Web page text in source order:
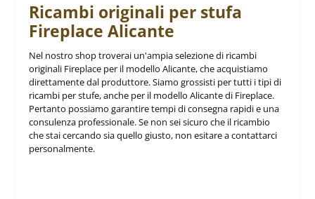
Ricambi originali per stufa
Fireplace Alicante
Nel nostro shop troverai un'ampia selezione di ricambi
originali Fireplace per il modello Alicante, che acquistiamo
direttamente dal produttore. Siamo grossisti per tutti i tipi di
ricambi per stufe, anche per il modello Alicante di Fireplace.
Pertanto possiamo garantire tempi di consegna rapidi e una
consulenza professionale. Se non sei sicuro che il ricambio
che stai cercando sia quello giusto, non esitare a contattarci
personalmente.